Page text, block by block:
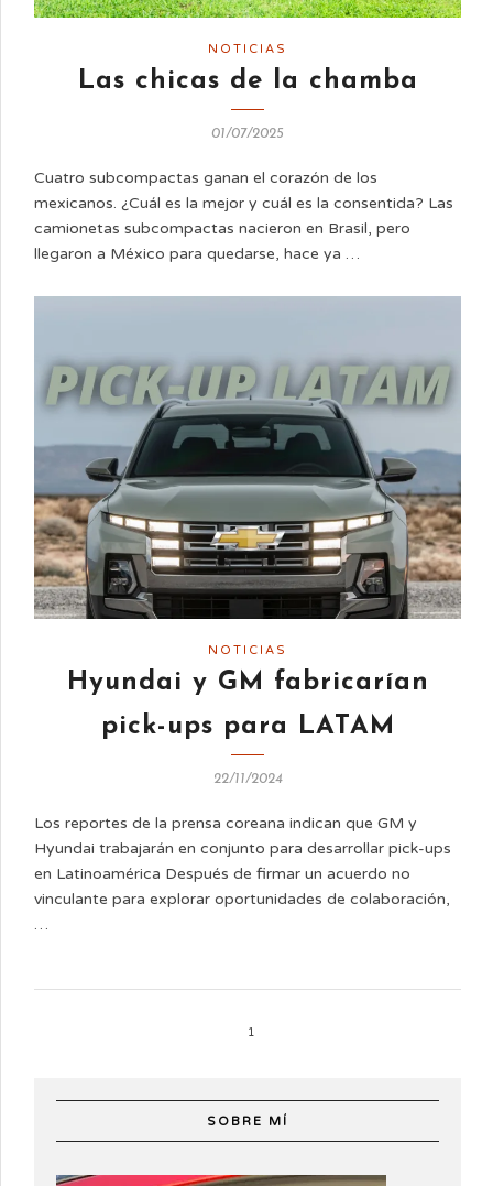
NOTICIAS
Las chicas de la chamba
01/07/2025
Cuatro subcompactas ganan el corazón de los
mexicanos. ¿Cuál es la mejor y cuál es la consentida? Las
camionetas subcompactas nacieron en Brasil, pero
llegaron a México para quedarse, hace ya …
NOTICIAS
Hyundai y GM fabricarían
pick-ups para LATAM
22/11/2024
Los reportes de la prensa coreana indican que GM y
Hyundai trabajarán en conjunto para desarrollar pick-ups
en Latinoamérica Después de firmar un acuerdo no
vinculante para explorar oportunidades de colaboración,
…
1
SOBRE MÍ